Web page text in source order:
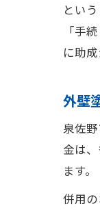
とい
「手
に助
外壁
泉佐
金は
ます。
併用の